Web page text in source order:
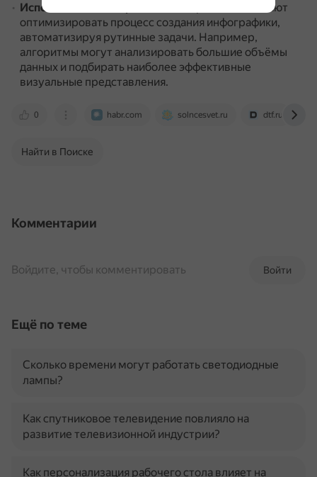
Использование нейросетей
Нейросети помогают
оптимизировать процесс создания инфографики,
автоматизируя рутинные задачи. Например,
алгоритмы могут анализировать большие объёмы
данных и подбирать наиболее эффективные
визуальные представления.
0 habr.com solncesvet.ru dtf.ru
Найти в Поиске
Комментарии
Войти
Войдите, чтобы комментировать
Ещё по теме
Сколько времени могут работать светодиодные
лампы?
Как спутниковое телевидение повлияло на
развитие телевизионной индустрии?
Как персонализация рабочего стола влияет на